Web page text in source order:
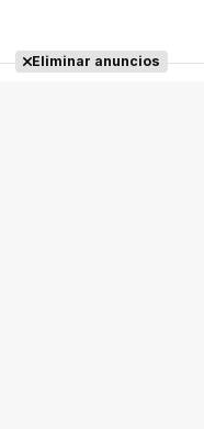
Eliminar anuncios